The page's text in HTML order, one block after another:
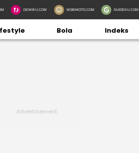
DEWIKU.COM MOBIMOTO.COM GUIDEKU.COM
Bola Indeks